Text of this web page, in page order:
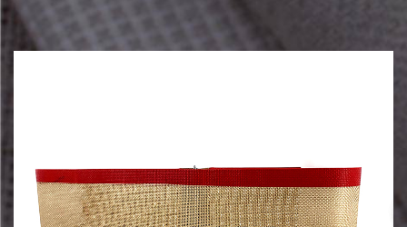
fejlesztésű, ultranagy pontosságú PTFE fóliája és módosított
PTFE állandó építészeti membránanyagai elnyerték a